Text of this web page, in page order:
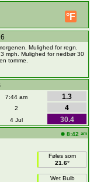
°F
Mulighed for regn.
mph. Mulighed for nedbør 30
tomme.
7:44 am
1.3
2
4
4 Jul
30.4
8:42 am
Føles som
21.6°
Wet Bulb